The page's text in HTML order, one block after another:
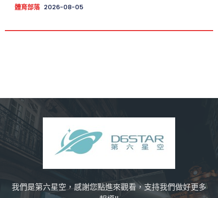
體育部落 2026-08-05
我們是第六星空，感謝您點進來觀看，支持我們做好更多